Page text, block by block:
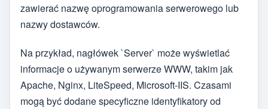
zawierać nazwę oprogramowania serwerowego lub
nazwy dostawców.
Na przykład, nagłówek `Server` może wyświetlać
informacje o używanym serwerze WWW, takim jak
Apache, Nginx, LiteSpeed, Microsoft-IIS. Czasami
mogą być dodane specyficzne identyfikatory od